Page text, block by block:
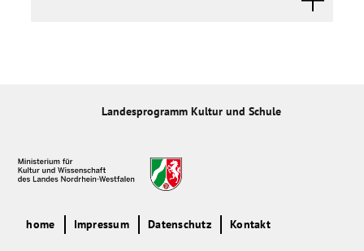
Landesprogramm Kultur und Schule
home Impressum Datenschutz Kontakt